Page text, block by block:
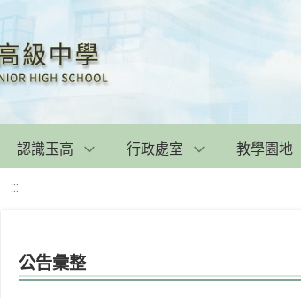
認識玉高 行政處室 教學園地
:::
公告彙整